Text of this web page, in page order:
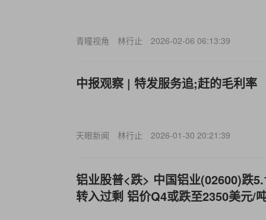
青瞳视角 林行止 2026-02-06 06:13:39
中报观察 | 特发服务追;赶的毛利率
天眼新闻 林行止 2026-01-30 20:21:39
铝业股普<跌> 中国铝业(02600)跌
转入过剩 铝价Q4或跌至2350美元/